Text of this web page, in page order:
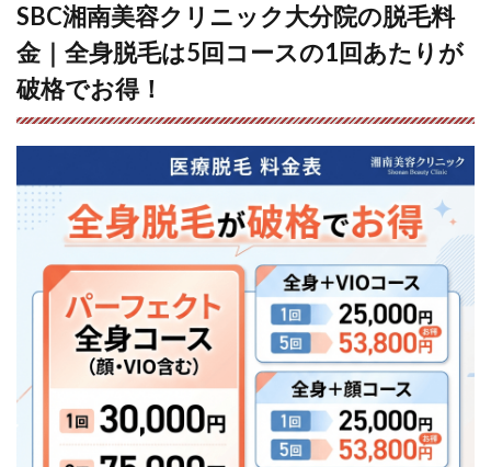
Q.生理
中でも
VIOの
脱毛は
受けら
か？
Q.施術
間隔は
どれく
らいで
すか？
12.4
Q.コー
スに期
限はあ
ります
12.5
Q.施術
SBC湘南美容クリニック大分院の脱毛料
金｜全身脱毛は5回コースの1回あたりが
破格でお得！